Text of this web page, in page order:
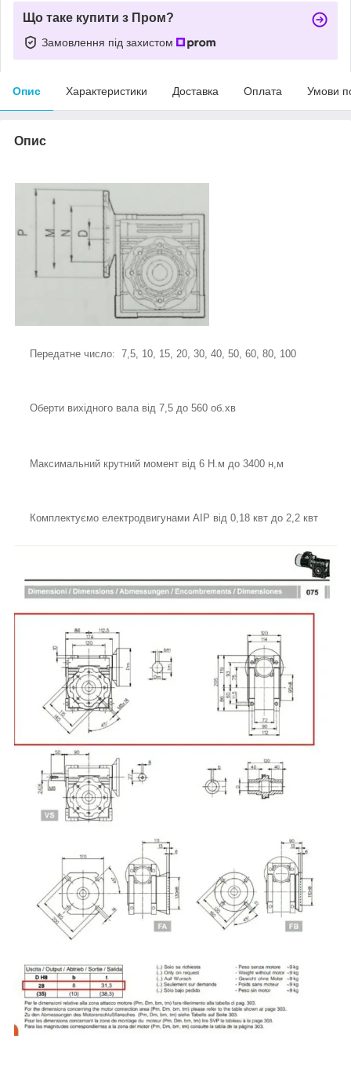
Що таке купити з Пром?
Замовлення під захистом
Опис Характеристики Доставка Оплата Умови
Опис
Передатне число: 7,5, 10, 15, 20, 30, 40, 50, 60, 80, 100
Оберти вихідного вала від 7,5 до 560 об.хв
Максимальний крутний момент від 6 Н.м до 3400 н,м
Комплектуємо електродвигунами АІР від 0,18 квт до 2,2 квт